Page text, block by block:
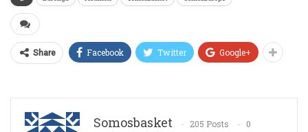
Share Facebook Twitter Google+
Somosbasket 205 Posts
0